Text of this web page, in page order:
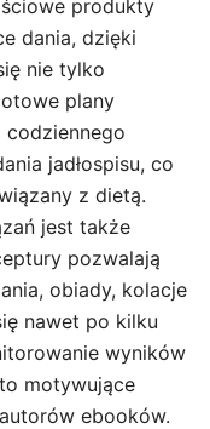
produkty
dania, dzięki
nie tylko
plany
codziennego
jadłospisu, co
z dietą.
jest także
pozwalają
obiady, kolacje
nawet po kilku
wyników
motywujące
ebooków.